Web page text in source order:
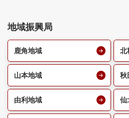
地域振興局
鹿角地域 北
山本地域 秋
由利地域 仙